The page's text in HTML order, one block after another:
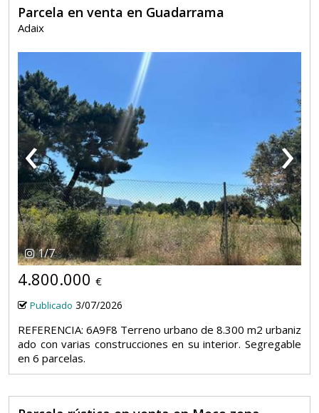
Parcela en venta en Guadarrama
Adaix
‹ ›
1/7
4.800.000 €
Publicado 3/07/2026
REFERENCIA: 6A9F8 Terreno urbano de 8.300 m2 urbaniz
ado con varias construcciones en su interior. Segregable
en 6 parcelas.